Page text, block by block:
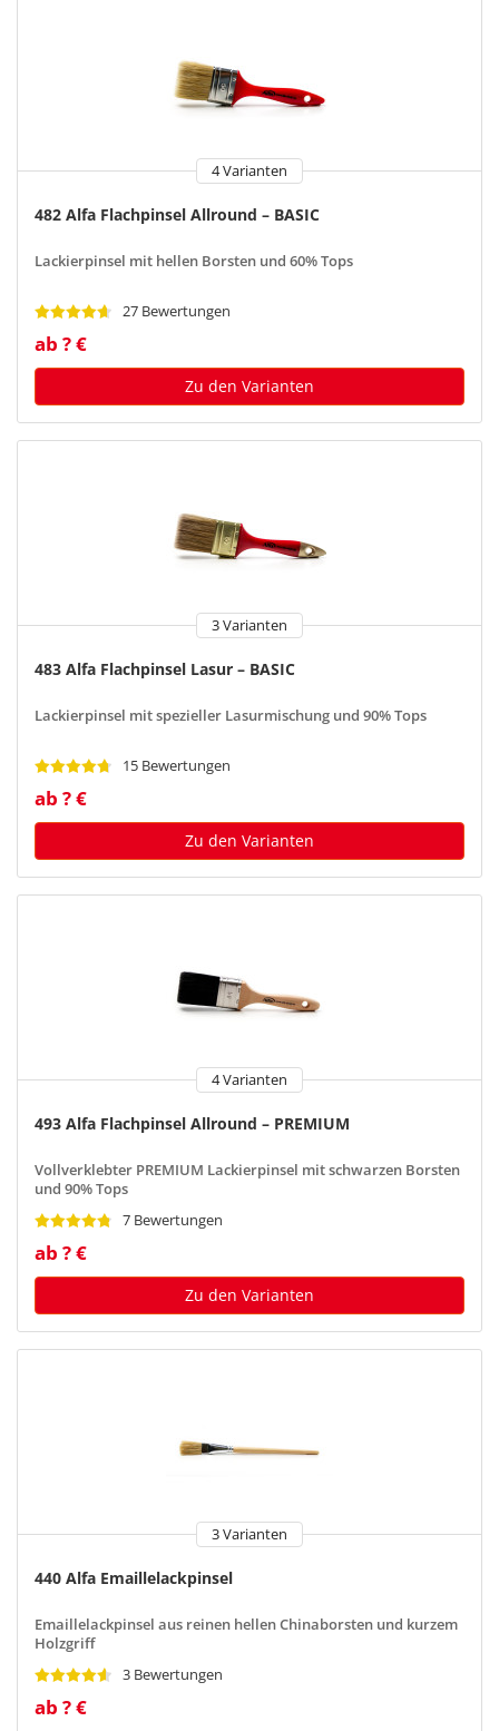
4 Varianten
482 Alfa Flachpinsel Allround – BASIC
Lackierpinsel mit hellen Borsten und 60% Tops
27 Bewertungen
ab ? €
Zu den Varianten
3 Varianten
483 Alfa Flachpinsel Lasur – BASIC
Lackierpinsel mit spezieller Lasurmischung und 90% Tops
15 Bewertungen
ab ? €
Zu den Varianten
4 Varianten
493 Alfa Flachpinsel Allround – PREMIUM
Vollverklebter PREMIUM Lackierpinsel mit schwarzen Borsten
und 90% Tops
7 Bewertungen
ab ? €
Zu den Varianten
3 Varianten
440 Alfa Emaillelackpinsel
Emaillelackpinsel aus reinen hellen Chinaborsten und kurzem
Holzgriff
3 Bewertungen
ab ? €